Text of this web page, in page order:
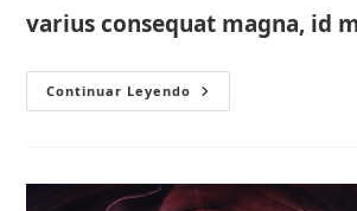
varius consequat magna, id
Continuar Leyendo Another
Interesting